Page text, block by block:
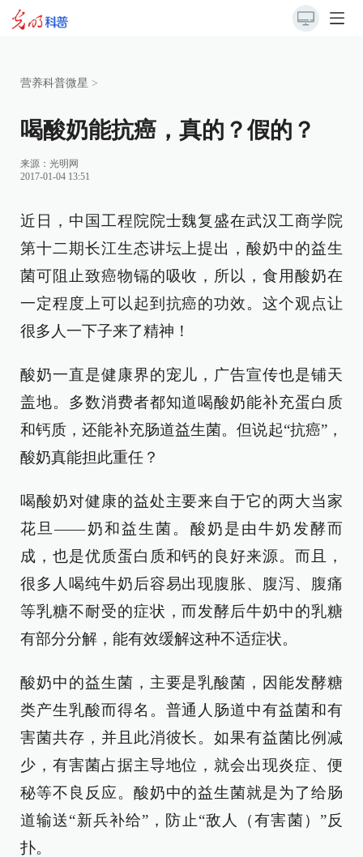
营养科普微星 >
喝酸奶能抗癌，真的？假的？
来源： 光明网
2017-01-04 13:51
近日，中国工程院院士魏复盛在武汉工商学院
第十二期长江生态讲坛上提出，酸奶中的益生
菌可阻止致癌物镉的吸收，所以，食用酸奶在
一定程度上可以起到抗癌的功效。这个观点让
很多人一下子来了精神！
酸奶一直是健康界的宠儿，广告宣传也是铺天
盖地。多数消费者都知道喝酸奶能补充蛋白质
和钙质，还能补充肠道益生菌。但说起“抗癌”，
酸奶真能担此重任？
喝酸奶对健康的益处主要来自于它的两大当家
花旦——奶和益生菌。酸奶是由牛奶发酵而
成，也是优质蛋白质和钙的良好来源。而且，
很多人喝纯牛奶后容易出现腹胀、腹泻、腹痛
等乳糖不耐受的症状，而发酵后牛奶中的乳糖
有部分分解，能有效缓解这种不适症状。
酸奶中的益生菌，主要是乳酸菌，因能发酵糖
类产生乳酸而得名。普通人肠道中有益菌和有
害菌共存，并且此消彼长。如果有益菌比例减
少，有害菌占据主导地位，就会出现炎症、便
秘等不良反应。酸奶中的益生菌就是为了给肠
道输送“新兵补给”，防止“敌人（有害菌）”反
扑。